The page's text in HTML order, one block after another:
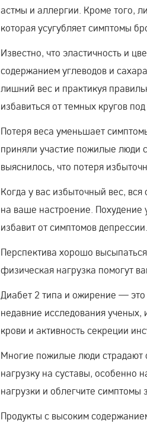
астмы и аллергии. Кроме того,
которая усугубляет симптомы
Известно, что эластичность и
содержанием углеводов и
лишний вес и практикуя
избавиться от темных кругов под
Потеря веса уменьшает
приняли участие пожилые люди
выяснилось, что потеря
Когда у вас избыточный вес,
на ваше настроение.
избавит от симптомов депрессии.
Перспектива хорошо
физическая нагрузка помогут
Диабет 2 типа и ожирение — это
недавние исследования
крови и активность секреции
Многие пожилые люди страдают
нагрузку на суставы, особенно
нагрузки и облегчите симптомы
Продукты с высоким